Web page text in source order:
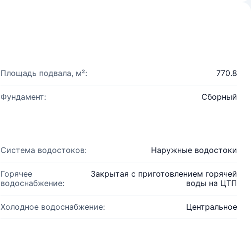
Площадь подвала, м²: 770.8
Фундамент: Сборный
Система водостоков: Наружные водостоки
Горячее
водоснабжение:
Закрытая с приготовлением горячей
воды на ЦТП
Холодное водоснабжение: Центральное